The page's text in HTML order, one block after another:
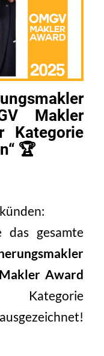
Makler
Kategorie
🏆
das gesamte
Award